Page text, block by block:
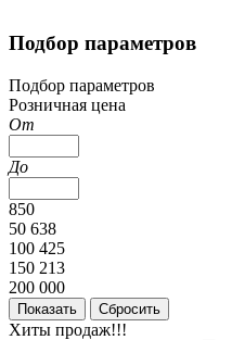
Подбор параметров
Подбор параметров
Розничная цена
От
До
850
50 638
100 425
150 213
200 000
Хиты продаж!!!